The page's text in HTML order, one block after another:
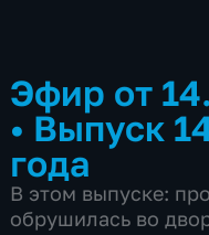
Эфир от
• Выпуск
года
В этом выпуске:
обрушилась во